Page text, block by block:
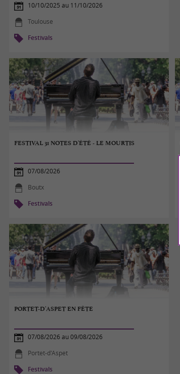
10/10/2025 au 11/10/2026
Toulouse
Festivals
FESTIVAL 31 NOTES D'ÉTÉ - LE MOURTIS
07/08/2026
Boutx
Festivals
PORTET-D'ASPET EN FÊTE
07/08/2026 au 09/08/2026
Portet-d'Aspet
Festivals